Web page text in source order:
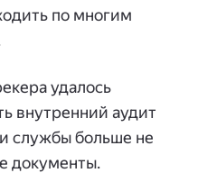
по многим
удалось
внутренний аудит
службы больше не
документы.